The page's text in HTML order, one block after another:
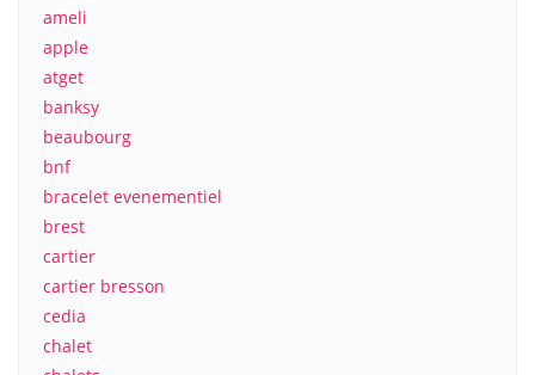
ameli
apple
atget
banksy
beaubourg
bnf
bracelet evenementiel
brest
cartier
cartier bresson
cedia
chalet